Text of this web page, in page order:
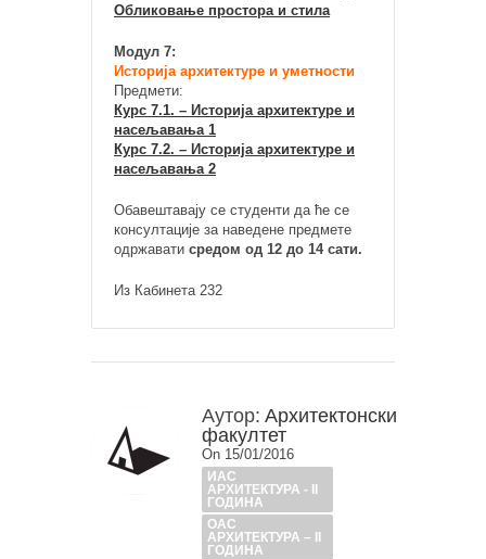
Обликовање простора и стила
Модул 7:
Историја архитектуре и уметности
Предмети:
Курс 7.1. – Историја архитектуре и
насељавања 1
Курс 7.2. – Историја архитектуре и
насељавања 2
Обавештавају се студенти да ће се
консултације за наведене предмете
одржавати средом од 12 до 14 сати.
Из Кабинета 232
Аутор: Архитектонски
факултет
On 15/01/2016
ИАС
АРХИТЕКТУРА - II
ГОДИНА
ОАС
АРХИТЕКТУРА – II
ГОДИНА